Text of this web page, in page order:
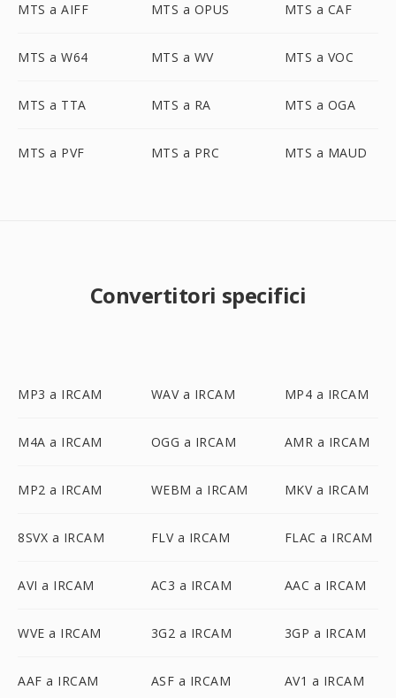
MTS a AIFF MTS a OPUS MTS a CAF
MTS a W64 MTS a WV MTS a VOC
MTS a TTA MTS a RA MTS a OGA
MTS a PVF MTS a PRC MTS a MAUD
Convertitori specifici
MP3 a IRCAM WAV a IRCAM MP4 a IRCAM
M4A a IRCAM OGG a IRCAM AMR a IRCAM
MP2 a IRCAM WEBM a IRCAM MKV a IRCAM
8SVX a IRCAM FLV a IRCAM FLAC a IRCAM
AVI a IRCAM AC3 a IRCAM AAC a IRCAM
WVE a IRCAM 3G2 a IRCAM 3GP a IRCAM
AAF a IRCAM ASF a IRCAM AV1 a IRCAM